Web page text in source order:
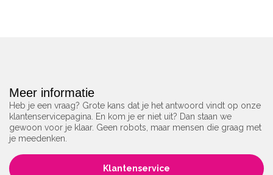
Meer informatie
Heb je een vraag? Grote kans dat je het antwoord vindt op onze
klantenservicepagina. En kom je er niet uit? Dan staan we
gewoon voor je klaar. Geen robots, maar mensen die graag met
je meedenken.
Klantenservice